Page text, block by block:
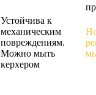
Устойчива к
механическим
повреждениям.
Можно мыть
керхером